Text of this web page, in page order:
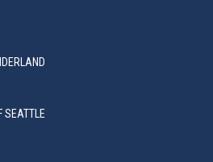
SEATTLE